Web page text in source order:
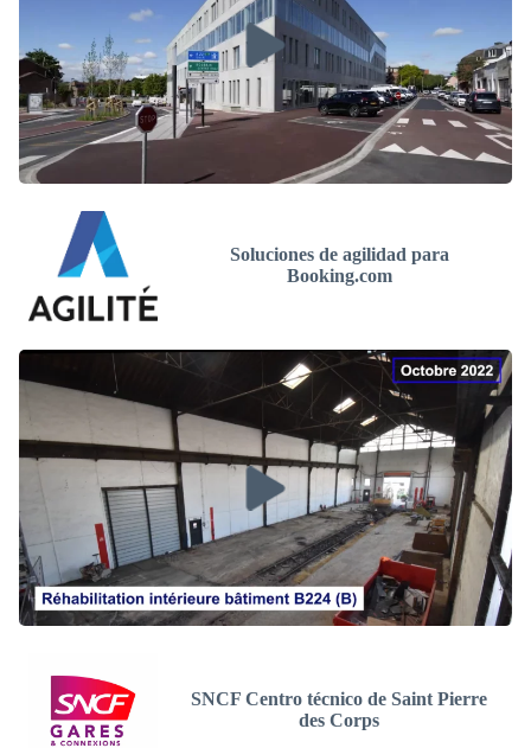
Soluciones de agilidad para
Booking.com
SNCF Centro técnico de Saint Pierre
des Corps